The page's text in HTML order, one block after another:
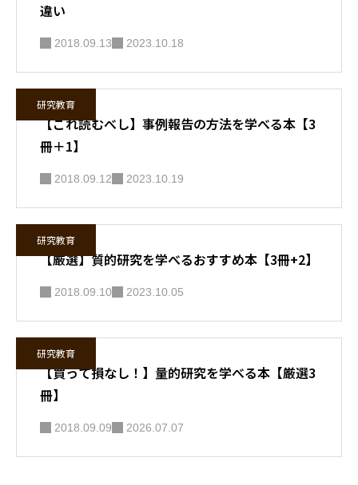
違い
2018.09.13 2023.10.18
研究教育
【これ読むべし】事例報告の方法を学べる本【3
冊＋1】
2018.09.12 2023.10.19
研究教育
【厳選】質的研究を学べるおすすめ本【3冊+2】
2018.09.10 2023.10.05
研究教育
【買って損なし！】量的研究を学べる本【厳選3
冊】
2018.09.09 2026.07.07